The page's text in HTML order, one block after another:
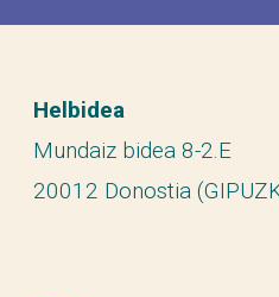
Helbidea
Mundaiz bidea 8-2.E
20012 Donostia